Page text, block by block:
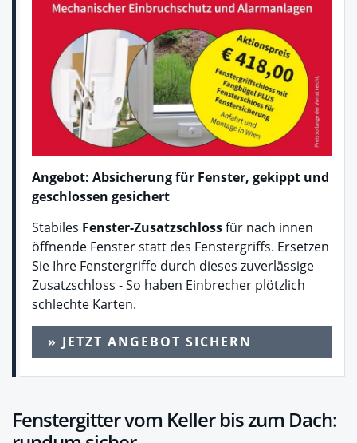
Angebot: Absicherung für Fenster, gekippt und
geschlossen gesichert
Stabiles Fenster-Zusatzschlossfür nach innen
öffnende Fenster statt des Fenstergriffs. Ersetzen
Sie Ihre Fenstergriffe durch dieses zuverlässige
Zusatzschloss - So haben Einbrecher plötzlich
schlechte Karten.
» JETZT ANGEBOT SICHERN
Fenstergitter vom Keller bis zum Dach: